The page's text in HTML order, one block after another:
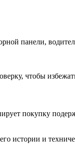
панели,
чтобы
покупку
истории и